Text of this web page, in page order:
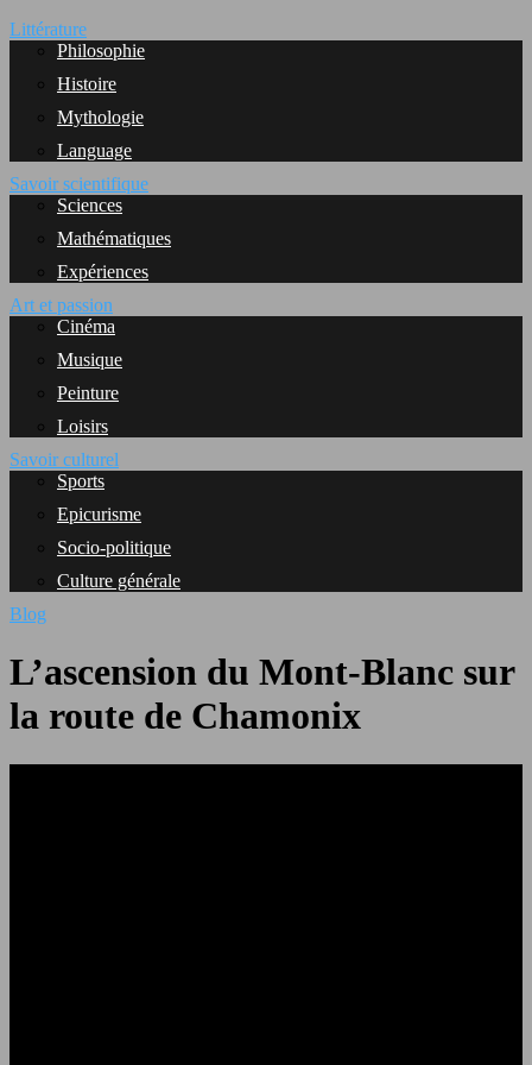
Littérature
Philosophie
Histoire
Mythologie
Language
Savoir scientifique
Sciences
Mathématiques
Expériences
Art et passion
Cinéma
Musique
Peinture
Loisirs
Savoir culturel
Sports
Epicurisme
Socio-politique
Culture générale
Blog
L’ascension du Mont-Blanc sur
la route de Chamonix